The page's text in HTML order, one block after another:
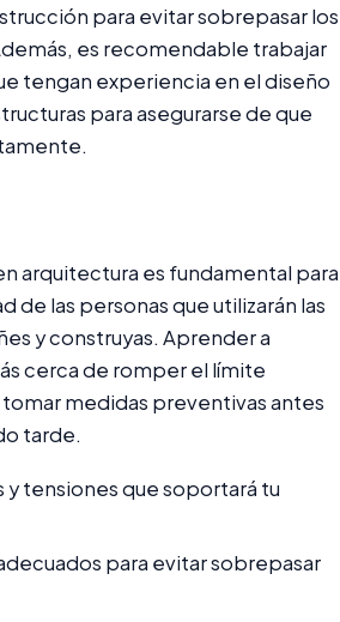
para evitar sobrepasar los
es recomendable trabajar
tengan experiencia en el diseño
para asegurarse de que
arquitectura es fundamental para
de las personas que utilizarán las
y construyas. Aprender a
cerca de romper el límite
medidas preventivas antes
tarde.
y tensiones que soportará tu
para evitar sobrepasar